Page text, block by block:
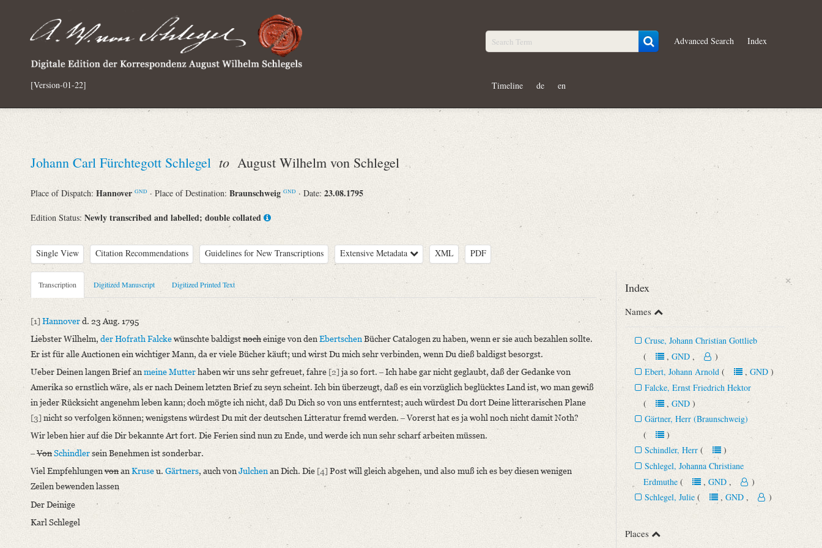
[Version-01-22]
Advanced Search Index
Timeline de en
Johann Carl Fürchtegott Schlegel to August Wilhelm von Schlegel
Place of Dispatch: Hannover GND · Place of Destination: Braunschweig GND · Date: 23.08.1795
Edition Status: Newly transcribed and labelled; double collated
Single View Citation Recommendations Guidelines for New Transcriptions Extensive Metadata XML PDF
Metadata Concerning Header
Sender: Johann Carl Fürchtegott Schlegel
Recipient: August Wilhelm von Schlegel
Place of Dispatch: Hannover
Place of Destination: Braunschweig
Date: 23.08.1795
Notations: Da der Brief im Druck nur teilweise wiedergegeben ist, wurde er neu transkribiert. – Empfangsort erschlossen.
Printed Text
Provider: Dresden, Sächsische Landesbibliothek - Staats- und Universitätsbibliothek
OAI Id: 362657327
Bibliography: Waitz, Georg: Caroline und ihre Freunde. Mittheilungen aus Briefen. Leipzig 1882, S. 30.
Incipit: „[1] Hannover d. 23 Aug. 1795
Liebster Wilhelm, der Hofrath Falcke wünschte baldigst noch einige von den Ebertschen Bücher Catalogen zu haben, [...]“
Manuscript
Provider: Dresden, Sächsische Landesbibliothek - Staats- und Universitätsbibliothek
OAI Id: DE-1a-34097
Transcription Digitized Manuscript Digitized Printed Text
[1]Hannoverd. 23 Aug. 1795
Liebster Wilhelm, der Hofrath Falckewünschte baldigstnocheinige von den EbertschenBücher Catalogen zu haben, wenn er sie auch bezahlen sollte.
Er ist für alle Auctionen ein wichtiger Mann, da er viele Bücher käuft; und wirst Du mich sehr verbinden, wenn Du dieß baldigst besorgst.
Ueber Deinen langen Brief anmeine Mutterhaben wir uns sehr gefreuet, fahre [2] ja so fort. ‒ Ich habe gar nicht geglaubt, daß der Gedanke von
Amerika so ernstlich wäre, als er nach Deinem letzten Brief zu seyn scheint. Ich bin überzeugt, daß es ein vorzüglich beglücktes Land ist, wo man gewiß
in jeder Rücksicht angenehm leben kann; doch mögte ich nicht, daß Du Dich so von uns entferntest; auch würdest Du dort Deine litterarischen Plane
[3] nicht so verfolgen können; wenigstens würdest Du mit der deutschen Litteratur fremd werden. ‒ Vorerst hat es ja wohl noch nicht damit Noth?
Wir leben hier auf die Dir bekannte Art fort. Die Ferien sind nun zu Ende, und werde ich nun sehr scharf arbeiten müssen.
‒VonSchindlersein Benehmen ist sonderbar.
Viel EmpfehlungenvonanKruseu. Gärtners, auch vonJulchenan Dich. Die [4]Post will gleich abgehen, und also muß ich es bey diesen wenigen
Zeilen bewenden lassen
Der Deinige
Karl Schlegel
×
Index
Names
Cruse, Johann Christian Gottlieb
(, GND, )
Ebert, Johann Arnold (, GND)
Falcke, Ernst Friedrich Hektor
(, GND)
Gärtner, Herr (Braunschweig)
()
Schindler, Herr ()
Schlegel, Johanna Christiane
Erdmuthe (, GND, )
Schlegel, Julie (, GND, )
Places